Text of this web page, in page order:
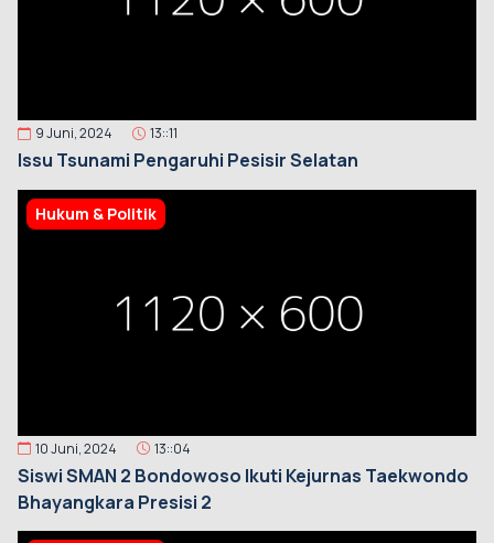
9 Juni, 2024 13::11
Issu Tsunami Pengaruhi Pesisir Selatan
Hukum & Politik
10 Juni, 2024 13::04
Siswi SMAN 2 Bondowoso Ikuti Kejurnas Taekwondo
Bhayangkara Presisi 2